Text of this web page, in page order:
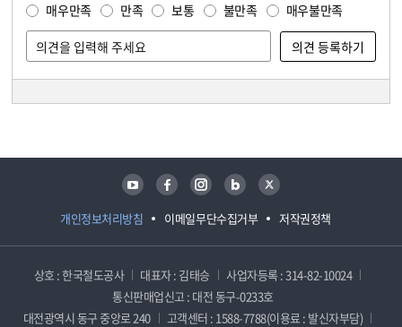
매우만족 만족 보통 불만족 매우불만족
개인정보처리방침 이메일무단수집거부 저작권정책
유튜브 페이스북 인스타그램 블로그 트위터
상호 : 한국철도공사 대표자 : 김태승
사업자등록 : 314-82-10024
통신판매업신고 : 대전 동구-0233호
대전광역시 동구 중앙로 240
고객센터 : 1588-7788(이용료 : 발신자부담)